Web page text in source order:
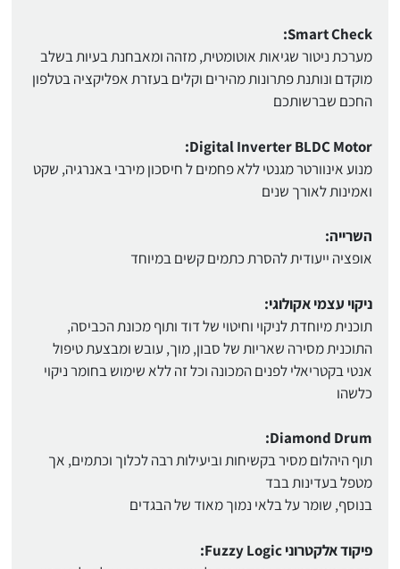
Smart Check:
מערכת ניטור שגיאות אוטומטית, מזהה ומאבחנת בעיות בשלב
מוקדם ונותנת פתרונות מהירים וקלים בעזרת אפליקציה בטלפון
החכם שברשותכם
Digital Inverter BLDC Motor:
מנוע אינוורטר מגנטי ללא פחמים ל חיסכון מירבי באנרגיה, שקט
ואמינות לאורך שנים
השרייה:
אופציה ייעודית להסרת כתמים קשים במיוחד
ניקוי עצמי אקולוגי:
תוכנית מיוחדת לניקוי וחיטוי של דוד ותוף מכונת הכביסה,
התוכנית מסירה שאריות של סבון, מוך, עובש ומבצעת טיפול
אנטי בקטריאלי לפנים המכונה וכל זה ללא שימוש בחומר ניקוי
כלשהו
Diamond Drum:
תוף היהלום מסיר בקשיחות וביעילות רבה לכלוך וכתמים, אך
מטפל בעדינות בבד
בנוסף, שומר על בלאי נמוך מאוד של הבגדים
פיקוד אלקטרוני Fuzzy Logic: